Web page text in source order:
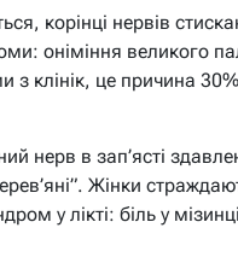
корінці нервів
оніміння великого
клінік, це причина 30%
нерв в зап’ясті
Жінки
у лікті: біль у